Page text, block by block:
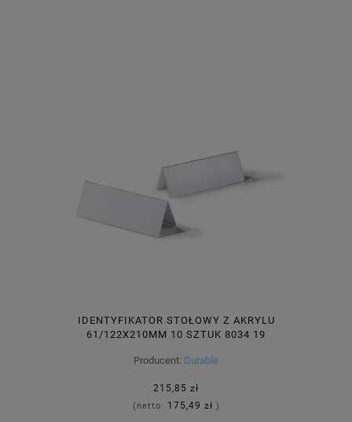
IDENTYFIKATOR STOŁOWY Z AKRYLU
61/122X210MM 10 SZTUK 8034 19
Producent: Durable
215,85 zł
(netto: 175,49 zł )